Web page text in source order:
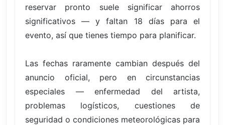
reservar pronto suele significar ahorros
significativos — y faltan 18 días para el
evento, así que tienes tiempo para planificar.
Las fechas raramente cambian después del
anuncio oficial, pero en circunstancias
especiales — enfermedad del artista,
problemas logísticos, cuestiones de
seguridad o condiciones meteorológicas para